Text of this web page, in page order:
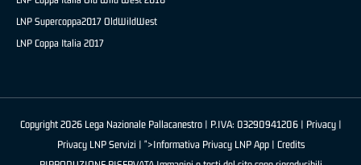
LNP Supercoppa2017 OldWildWest
LNP Coppa Italia 2017
Copyright 2026 Lega Nazionale Pallacanestro | P.IVA: 03290941206 | Privacy|
Privacy LNP Servizi | ">Informativa Privacy LNP App | Credits